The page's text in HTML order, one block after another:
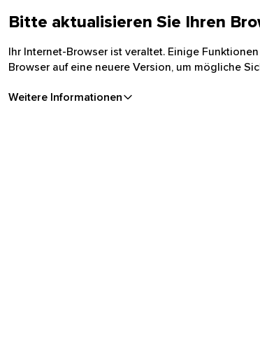
Bitte aktualisieren Sie Ihren
Ihr Internet-Browser ist veraltet. Einige
Browser auf eine neuere Version, um mögliche
Weitere Informationen